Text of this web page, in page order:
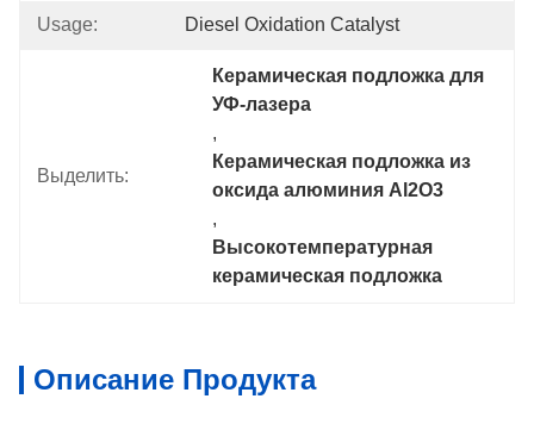
Usage: Diesel Oxidation Catalyst
Выделить:
Керамическая подложка для
УФ-лазера
,
Керамическая подложка из
оксида алюминия Al2O3
,
Высокотемпературная
керамическая подложка
Описание Продукта